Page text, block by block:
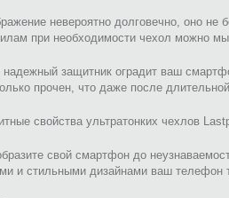
невероятно долговечно, оно не
при необходимости чехол можно
надежный защитник оградит ваш
прочен, что даже после
свойства ультратонких чехлов
свой смартфон до
и стильными дизайнами ваш телефон